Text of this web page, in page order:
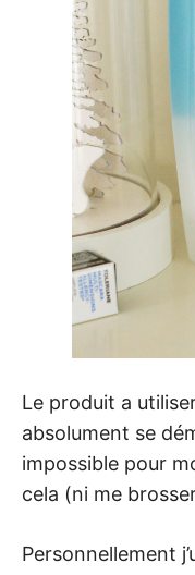
Le produit a
absolument se
impossible pour
cela (ni me
Personnellement